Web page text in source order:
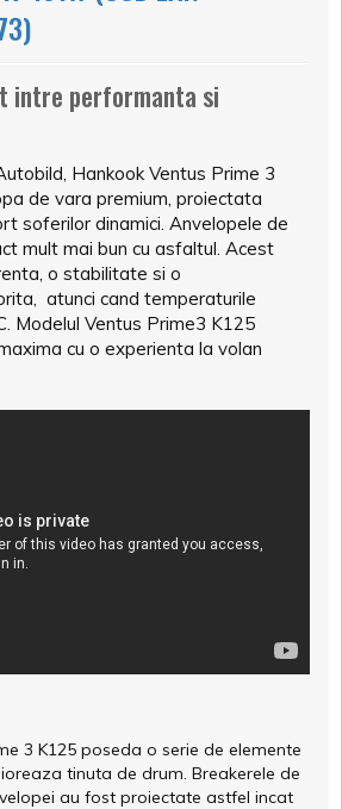
intre performanta si
Hankook Ventus Prime 3
de vara premium, proiectata
soferilor dinamici. Anvelopele de
mult mai bun cu asfaltul. Acest
o stabilitate si o
atunci cand temperaturile
Modelul Ventus Prime3 K125
cu o experienta la volan
3 K125 poseda o serie de elemente
tinuta de drum. Breakerele de
au fost proiectate astfel incat